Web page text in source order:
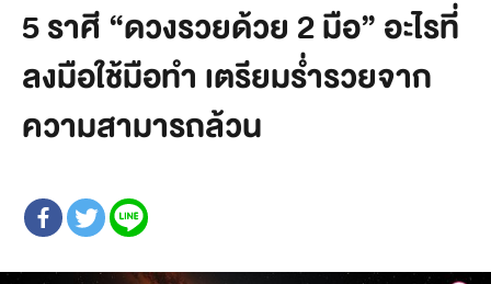
5 ราศี “ดวงรวยด้วย 2 มือ” อะไรที่
ลงมือใช้มือทำ เตรียมร่ำรวยจาก
ความสามารถล้วน